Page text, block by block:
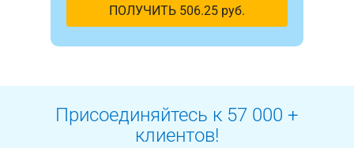
ПОЛУЧИТЬ 506.25 руб.
Присоединяйтесь к 57 000 +
клиентов!